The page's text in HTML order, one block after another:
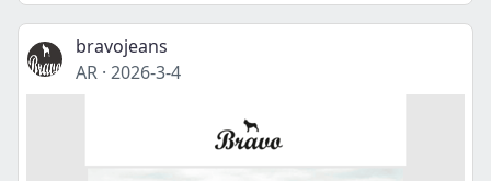
bravojeans
AR · 2026-3-4